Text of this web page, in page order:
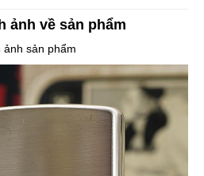
ảnh về sản phẩm
ảnh sản phẩm